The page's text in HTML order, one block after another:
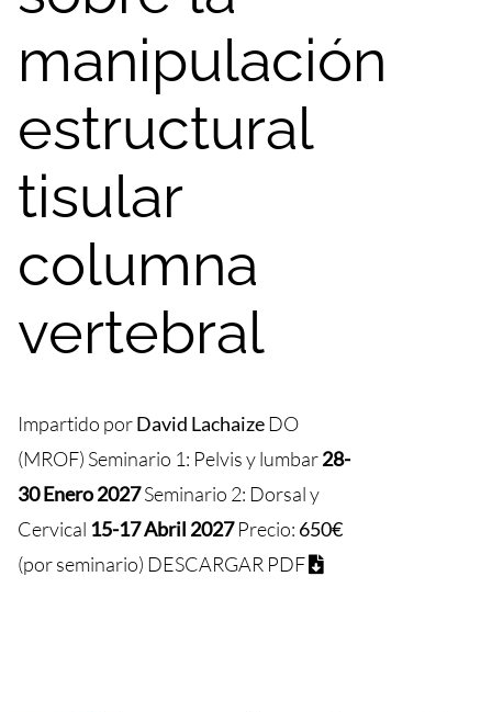
manipulación
estructural
tisular
columna
vertebral
Impartido porDavid LachaizeDO
(MROF) Seminario 1: Pelvis y lumbar28-
30 Enero 2027Seminario 2: Dorsal y
Cervical 15-17 Abril 2027Precio: 650€
(por seminario) DESCARGAR PDF